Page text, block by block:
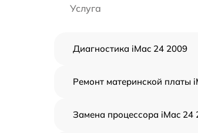
Услуга
Диагностика iMac 24 2009
Ремонт материнской платы
Замена процессора iMac 24